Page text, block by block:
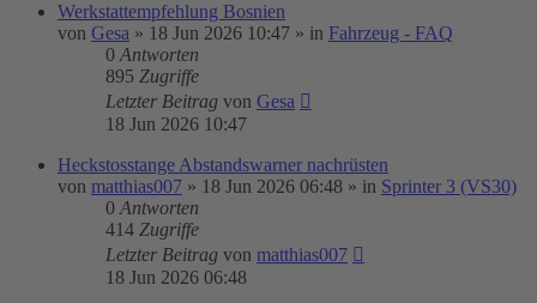
Werkstattempfehlung Bosnien
von Gesa » 18 Jun 2026 10:47 » in Fahrzeug - FAQ
0 Antworten
895 Zugriffe
Letzter Beitrag von Gesa
18 Jun 2026 10:47
Heckstosstange Abstandswarner nachrüsten
von matthias007 » 18 Jun 2026 06:48 » in Sprinter 3 (VS30)
0 Antworten
414 Zugriffe
Letzter Beitrag von matthias007
18 Jun 2026 06:48